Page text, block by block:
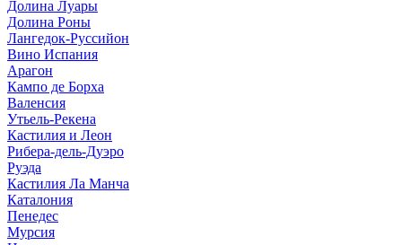
Долина Луары
Долина Роны
Лангедок-Руссийон
Вино Испания
Арагон
Кампо де Борха
Валенсия
Утьель-Рекена
Кастилия и Леон
Рибера-дель-Дуэро
Руэда
Кастилия Ла Манча
Каталония
Пенедес
Мурсия